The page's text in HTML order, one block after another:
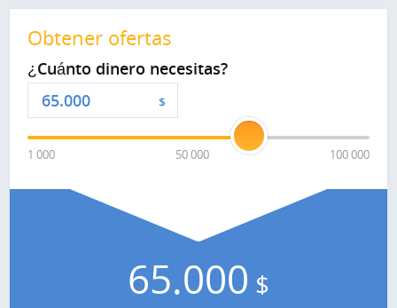
Obtener ofertas
¿Cuánto dinero necesitas?
$
1 000 50 000 100 000
65.000 $